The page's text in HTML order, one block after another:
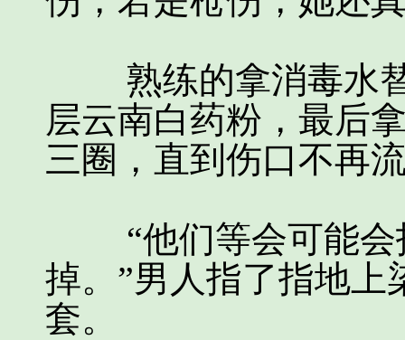
熟练的拿消毒水替
层云南白药粉，最后
三圈，直到伤口不再
“他们等会可能会
掉。”男人指了指地
套。